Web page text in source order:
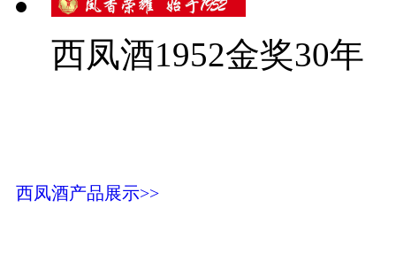
西凤酒1952金奖30年
西凤酒产品展示>>